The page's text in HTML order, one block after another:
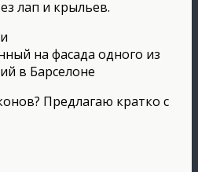
лап и крыльев.
на фасада одного из
в Барселоне
Предлагаю кратко с